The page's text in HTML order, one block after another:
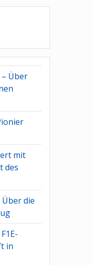
Über
mit
des
die
in